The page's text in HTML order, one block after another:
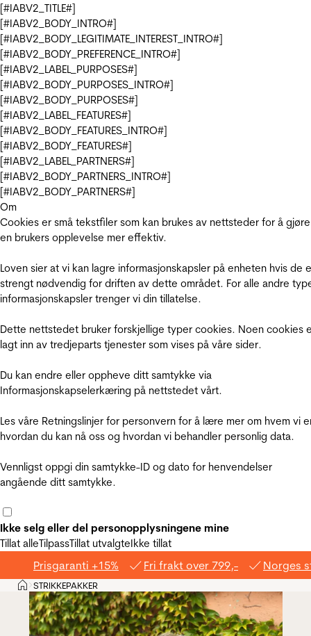
[#IABV2_TITLE#]
[#IABV2_BODY_INTRO#]
[#IABV2_BODY_LEGITIMATE_INTEREST_INTRO#]
[#IABV2_BODY_PREFERENCE_INTRO#]
[#IABV2_LABEL_PURPOSES#]
[#IABV2_BODY_PURPOSES_INTRO#]
[#IABV2_BODY_PURPOSES#]
[#IABV2_LABEL_FEATURES#]
[#IABV2_BODY_FEATURES_INTRO#]
[#IABV2_BODY_FEATURES#]
[#IABV2_LABEL_PARTNERS#]
[#IABV2_BODY_PARTNERS_INTRO#]
[#IABV2_BODY_PARTNERS#]
Om
Cookies er små tekstfiler som kan brukes av nettsteder for å gjøre
en brukers opplevelse mer effektiv.
Loven sier at vi kan lagre informasjonskapsler på enheten hvis de
strengt nødvendig for driften av dette området. For alle andre
informasjonskapsler trenger vi din tillatelse.
Dette nettstedet bruker forskjellige typer cookies. Noen cookies
lagt inn av tredjeparts tjenester som vises på våre sider.
Du kan endre eller oppheve ditt samtykke via
Informasjonskapselerkæring på nettstedet vårt.
Les våre Retningslinjer for personvern for å lære mer om hvem vi
hvordan du kan nå oss og hvordan vi behandler personlig data.
Vennligst oppgi din samtykke-ID og dato for henvendelser
angående ditt samtykke.
Ikke selg eller del personopplysningene mine
Tillat alleTilpassTillat utvalgteIkke tillat
Prisgaranti +15% Fri frakt over 799,- Norges
Hjem
>STRIKKEPAKKER